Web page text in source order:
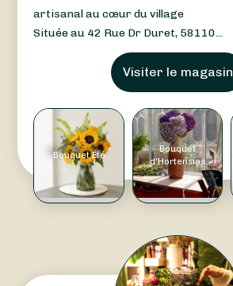
artisanal au cœur du village
Située au 42 Rue Dr Duret, 58110...
Visiter le magasin
Bouquet Été
Bouquet
d'Hortensias